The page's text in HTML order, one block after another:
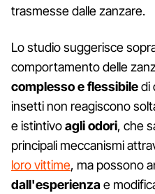
trasmesse dalle zanzare.
Lo studio suggerisce
comportamento delle
complesso e flessibiledi
insetti non reagiscono
e istintivoagli odori, che
principali meccanismi
loro vittime, ma possono
dall'esperienzae